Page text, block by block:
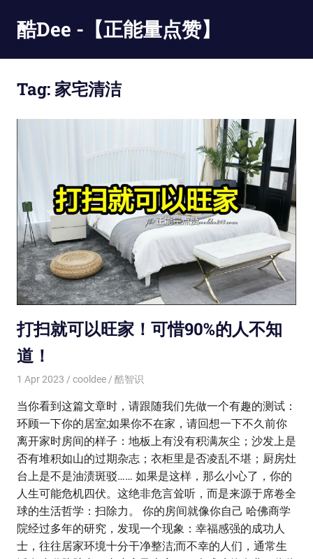
content
酷Dee -【正能量点赞】
最
Tag:家宅清洁
打扫就可以旺家！可惜90%的人不知
道！
1 Apr 2023 cooldee 酷智识
当你看到这篇文章时，请跟随我们先做一个有趣的测试：
环顾一下你的居室;如果你不在家，请回想一下不久前你
离开家时房间的样子：地板上有没有积满灰尘；沙发上是
否有堆积如山的过期杂志；衣柜里是否凌乱不堪；厨房灶
台上是不是油渍斑驳…… 如果是这样，那么小心了，你的
人生可能危机四伏。这绝非危言耸听，而是来源于席卷全
球的生活哲学：扫除力。 你的房间就像你自己 哈佛商学
院经过多年的研究，发现一个现象：幸福感强的成功人
士，往往居家环境十分干净整洁;而不幸的人们，通常生